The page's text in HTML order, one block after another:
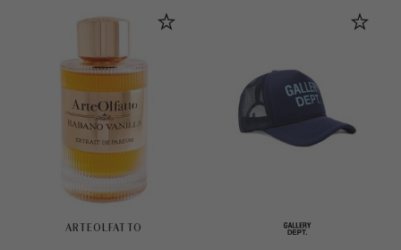
ARTEOLFATTO